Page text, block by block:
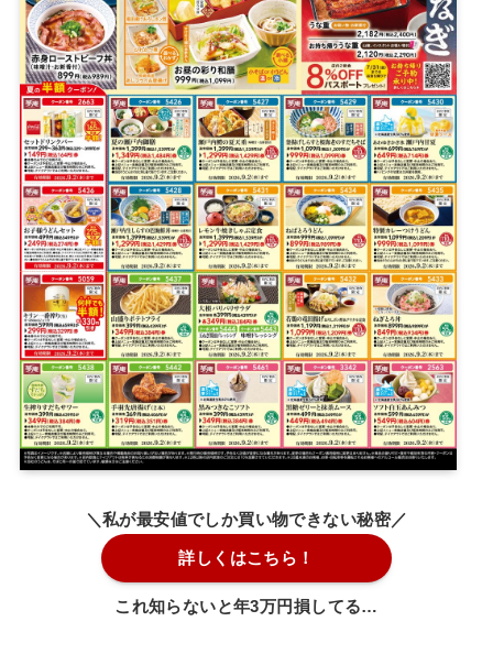
＼私が最安値でしか買い物できない秘密／
詳しくはこちら！
これ知らないと年3万円損してる…